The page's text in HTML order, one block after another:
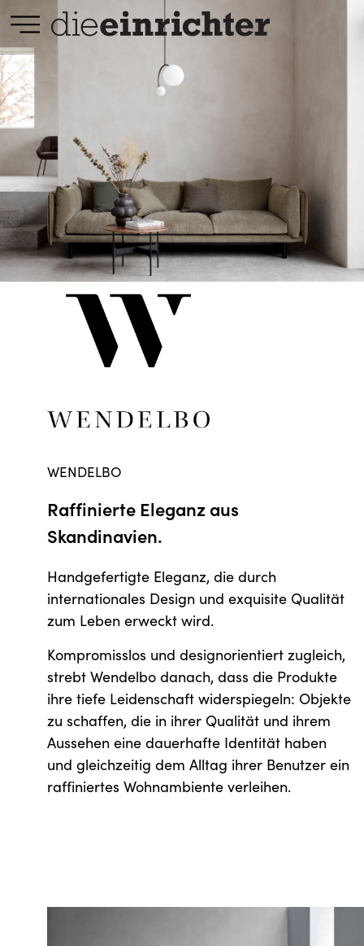
WENDELBO
Raffinierte Eleganz aus
Skandinavien.
Handgefertigte Eleganz, die durch
internationales Design und exquisite Qualität
zum Leben erweckt wird.
Kompromisslos und designorientiert zugleich,
strebt Wendelbo danach, dass die Produkte
ihre tiefe Leidenschaft widerspiegeln: Objekte
zu schaffen, die in ihrer Qualität und ihrem
Aussehen eine dauerhafte Identität haben
und gleichzeitig dem Alltag ihrer Benutzer ein
raffiniertes Wohnambiente verleihen.